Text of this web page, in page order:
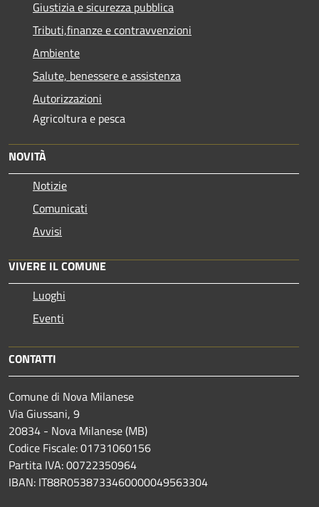
Giustizia e sicurezza pubblica
Tributi,finanze e contravvenzioni
Ambiente
Salute, benessere e assistenza
Autorizzazioni
Agricoltura e pesca
NOVITÀ
Notizie
Comunicati
Avvisi
VIVERE IL COMUNE
Luoghi
Eventi
CONTATTI
Comune di Nova Milanese
Via Giussani, 9
20834 - Nova Milanese (MB)
Codice Fiscale: 01731060156
Partita IVA: 00722350964
IBAN: IT88R0538733460000049563304